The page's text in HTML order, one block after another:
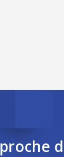
proche